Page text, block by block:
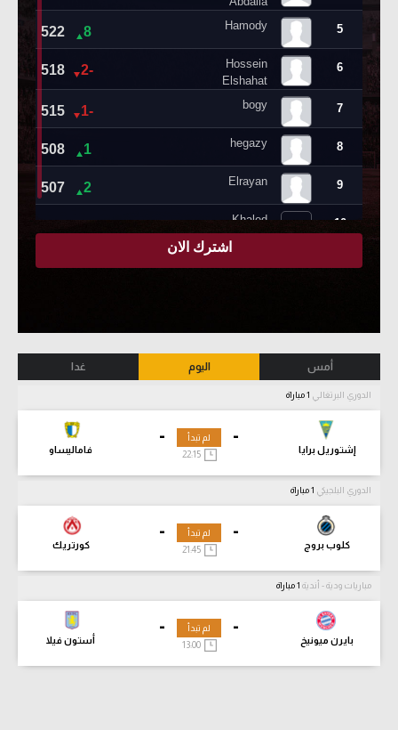
أمس اليوم غدا
الدوري البرتغالي
-
إشتوريل برايا
-
فاماليساو
لم تبدأ
22:15
الدوري البلجيكي
-
كلوب بروج
-
كورتريك
لم تبدأ
21:45
مباريات ودية - أندية
-
بايرن ميونيخ
-
أستون فيلا
لم تبدأ
13:00